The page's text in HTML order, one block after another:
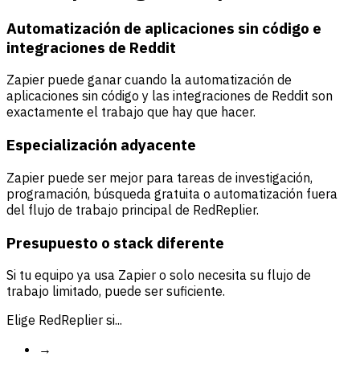
Automatización de aplicaciones sin código e
integraciones de Reddit
Zapier puede ganar cuando la automatización de
aplicaciones sin código y las integraciones de Reddit son
exactamente el trabajo que hay que hacer.
Especialización adyacente
Zapier puede ser mejor para tareas de investigación,
programación, búsqueda gratuita o automatización fuera
del flujo de trabajo principal de RedReplier.
Presupuesto o stack diferente
Si tu equipo ya usa Zapier o solo necesita su flujo de
trabajo limitado, puede ser suficiente.
Elige RedReplier si...
→